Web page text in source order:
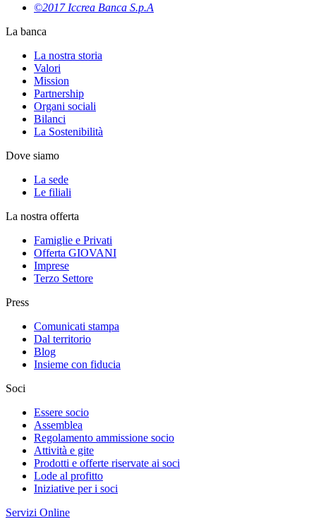
©2017 Iccrea Banca S.p.A
La banca
La nostra storia
Valori
Mission
Partnership
Organi sociali
Bilanci
La Sostenibilità
Dove siamo
La sede
Le filiali
La nostra offerta
Famiglie e Privati
Offerta GIOVANI
Imprese
Terzo Settore
Press
Comunicati stampa
Dal territorio
Blog
Insieme con fiducia
Soci
Essere socio
Assemblea
Regolamento ammissione socio
Attività e gite
Prodotti e offerte riservate ai soci
Lode al profitto
Iniziative per i soci
Servizi Online